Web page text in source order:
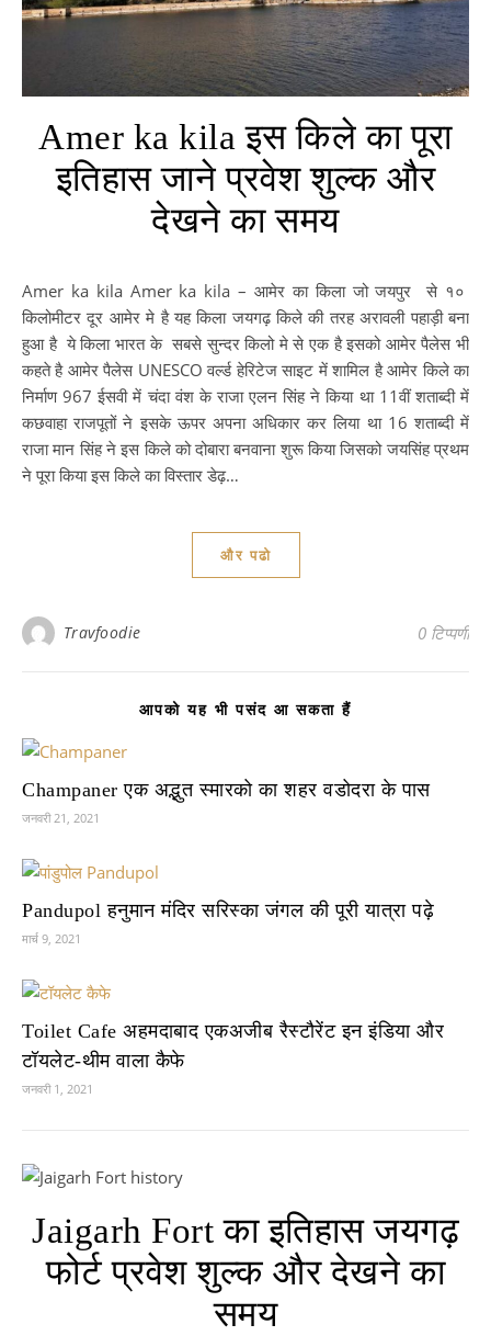
Amer ka kila इस किले का पूरा
इतिहास जाने प्रवेश शुल्क और
देखने का समय
Amer ka kila Amer ka kila – आमेर का किला जो जयपुर से १०
किलोमीटर दूर आमेर मे है यह किला जयगढ़ किले की तरह अरावली पहाड़ी बना
हुआ है ये किला भारत के सबसे सुन्दर किलो मे से एक है इसको आमेर पैलेस भी
कहते है आमेर पैलेस UNESCO वर्ल्ड हेरिटेज साइट में शामिल है आमेर किले का
निर्माण 967 ईसवी में चंदा वंश के राजा एलन सिंह ने किया था 11वीं शताब्दी में
कछवाहा राजपूतों ने इसके ऊपर अपना अधिकार कर लिया था 16 शताब्दी में
राजा मान सिंह ने इस किले को दोबारा बनवाना शुरू किया जिसको जयसिंह प्रथम
ने पूरा किया इस किले का विस्तार डेढ़…
और पढो
Travfoodie 0 टिप्पणी
आपको यह भी पसंद आ सकता हैं
Champaner एक अद्भुत स्मारको का शहर वडोदरा के पास
जनवरी 21, 2021
Pandupol हनुमान मंदिर सरिस्का जंगल की पूरी यात्रा पढ़े
मार्च 9, 2021
Toilet Cafe अहमदाबाद एकअजीब रैस्टौरेंट इन इंडिया और
टॉयलेट-थीम वाला कैफे
जनवरी 1, 2021
Jaigarh Fort का इतिहास जयगढ़
फोर्ट प्रवेश शुल्क और देखने का
समय